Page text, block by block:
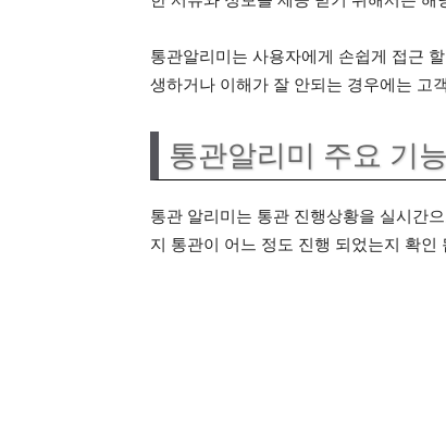
통관알리미는 사용자에게 손쉽게 접근
생하거나 이해가 잘 안되는 경우에는 고
통관알리미 주요 기능
통관 알리미는 통관 진행상황을 실시간
지 통관이 어느 정도 진행 되었는지 확인